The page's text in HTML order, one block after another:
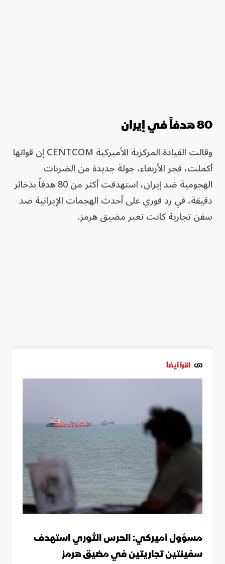
80 هدفاً في إيران
وقالت القيادة المركزية الأميركية CENTCOM إن قواتها
أكملت، فجر الأربعاء، جولة جديدة من الضربات
الهجومية ضد إيران، استهدفت أكثر من 80 هدفاً بذخائر
دقيقة، في رد فوري على أحدث الهجمات الإيرانية ضد
سفن تجارية كانت تعبر مضيق هرمز.
اقرأ أيضاً
مسؤول أميركي: الحرس الثوري استهدف
سفينتين تجاريتين في مضيق هرمز